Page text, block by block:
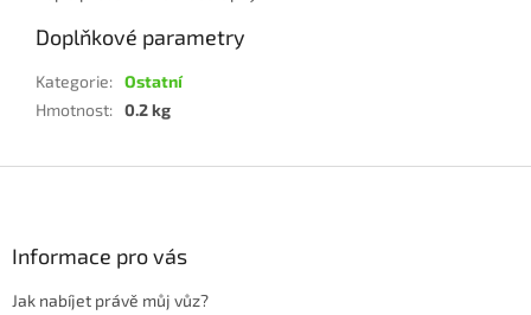
Doplňkové parametry
Kategorie: Ostatní
Hmotnost: 0.2 kg
Informace pro vás
Jak nabíjet právě můj vůz?